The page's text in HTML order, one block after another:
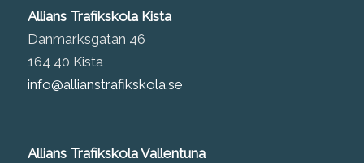
Allians Trafikskola Kista
Danmarksgatan 46
164 40 Kista
info@allianstrafikskola.se
Allians Trafikskola Vallentuna